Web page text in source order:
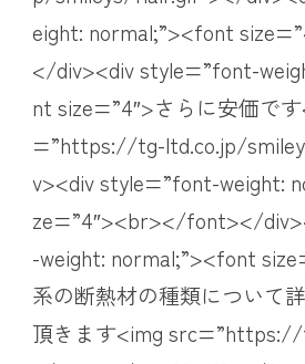
eight: normal;”><font
</div><div style=”font-
nt size=”4″>さらに安価で
=”https://tg-ltd.co.jp/
v><div style=”font-weight:
ze=”4″><br></font></
-weight: normal;”><font
系の断熱材の種類について
頂きます<img src=”https://